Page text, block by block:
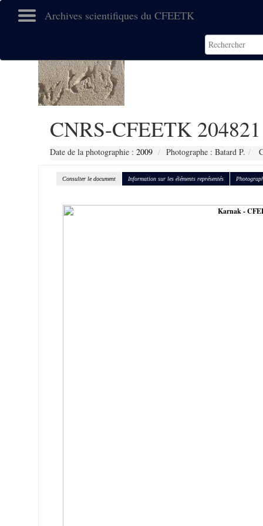
Archives scientifiques du CFEETK
CNRS-CFEETK 204821
Date de la photographie : 2009 Photographe : Batard P.
Consulter le document Information sur les éléments représentés